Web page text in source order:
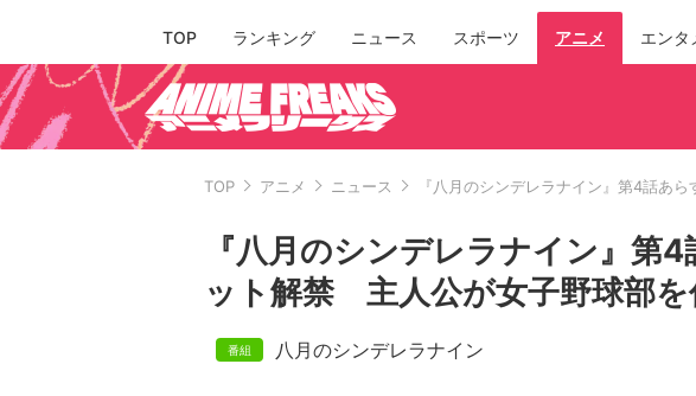
TOP ランキング ニュース スポーツ アニメ エンタ
TOP アニメ ニュース 『八月のシンデレラナイン』第4話あ
『八月のシンデレラナイン』第
ット解禁 主人公が女子野球部を
八月のシンデレラナイン